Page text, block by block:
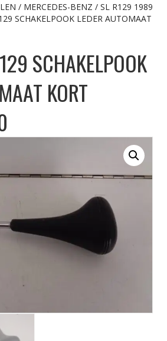
/ MERCEDES-BENZ / SL R129 1989
SCHAKELPOOK LEDER AUTOMAAT
SCHAKELPOOK
KORT